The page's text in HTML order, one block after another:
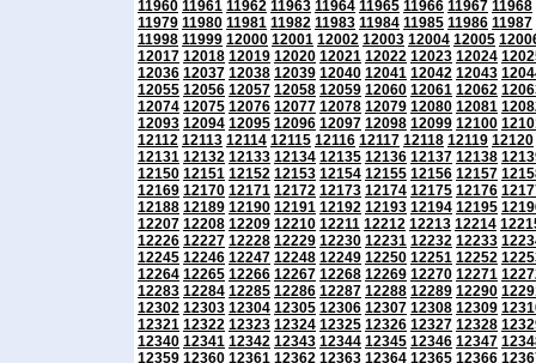
11960 11961 11962 11963 11964 11965 11966 11967 11968
11979 11980 11981 11982 11983 11984 11985 11986 11987
11998 11999 12000 12001 12002 12003 12004 12005
12017 12018 12019 12020 12021 12022 12023 12024
12036 12037 12038 12039 12040 12041 12042 12043
12055 12056 12057 12058 12059 12060 12061 12062
12074 12075 12076 12077 12078 12079 12080 12081
12093 12094 12095 12096 12097 12098 12099 12100
12112 12113 12114 12115 12116 12117 12118 12119 12120
12131 12132 12133 12134 12135 12136 12137 12138
12150 12151 12152 12153 12154 12155 12156 12157
12169 12170 12171 12172 12173 12174 12175 12176
12188 12189 12190 12191 12192 12193 12194 12195
12207 12208 12209 12210 12211 12212 12213 12214
12226 12227 12228 12229 12230 12231 12232 12233
12245 12246 12247 12248 12249 12250 12251 12252
12264 12265 12266 12267 12268 12269 12270 12271
12283 12284 12285 12286 12287 12288 12289 12290
12302 12303 12304 12305 12306 12307 12308 12309
12321 12322 12323 12324 12325 12326 12327 12328
12340 12341 12342 12343 12344 12345 12346 12347
12359 12360 12361 12362 12363 12364 12365 12366